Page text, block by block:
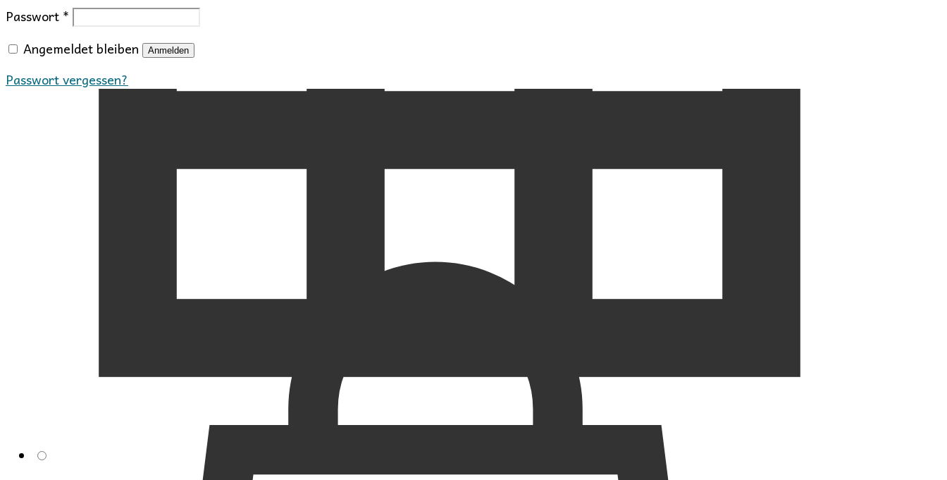
Passwort *
Angemeldet bleiben
Anmelden
Passwort vergessen?